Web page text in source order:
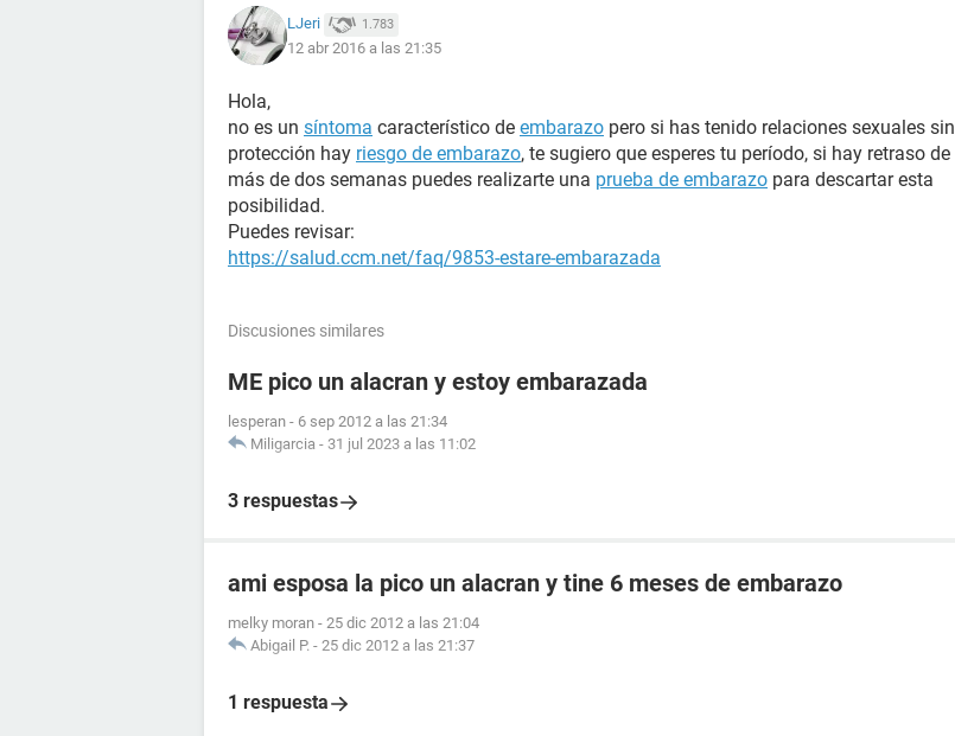
LJeri 1.783
12 abr 2016 a las 21:35
Hola,
no es un síntoma característico de embarazo pero si has tenido relaciones sexuales sin
protección hay riesgo de embarazo, te sugiero que esperes tu período, si hay retraso de
más de dos semanas puedes realizarte una prueba de embarazo para descartar esta
posibilidad.
Puedes revisar:
https://salud.ccm.net/faq/9853-estare-embarazada
Discusiones similares
ME pico un alacran y estoy embarazada
lesperan - 6 sep 2012 a las 21:34
Miligarcia - 31 jul 2023 a las 11:02
3 respuestas
ami esposa la pico un alacran y tine 6 meses de embarazo
melky moran - 25 dic 2012 a las 21:04
Abigail P. - 25 dic 2012 a las 21:37
1 respuesta